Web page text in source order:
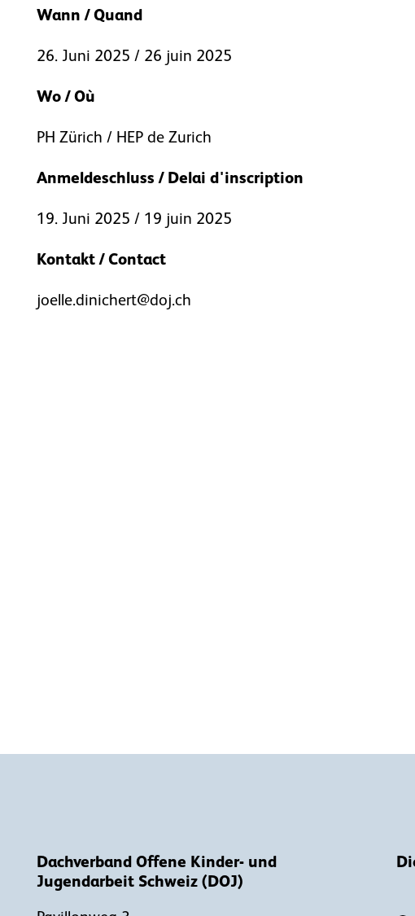
Wann / Quand
26. Juni 2025 / 26 juin 2025
Wo / Où
PH Zürich / HEP de Zurich
Anmeldeschluss / Delai d'inscription
19. Juni 2025 / 19 juin 2025
Kontakt / Contact
joelle.dinichert@doj.ch
Dachverband Offene Kinder- und
Jugendarbeit Schweiz (DOJ)